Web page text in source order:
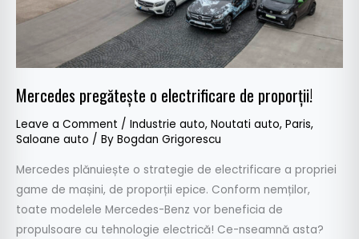
Mercedes pregătește o electrificare de proporții!
Leave a Comment / Industrie auto, Noutati auto, Paris,
Saloane auto / By Bogdan Grigorescu
Mercedes plănuiește o strategie de electrificare a propriei
game de mașini, de proporții epice. Conform nemților,
toate modelele Mercedes-Benz vor beneficia de
propulsoare cu tehnologie electrică! Ce-nseamnă asta?